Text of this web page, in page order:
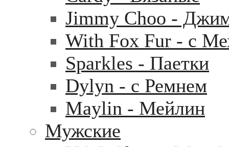
Jimmy Choo -
With Fox Fur - с
Sparkles - Паетки
Dylyn - с Ремнем
Maylin - Мейлин
Мужские